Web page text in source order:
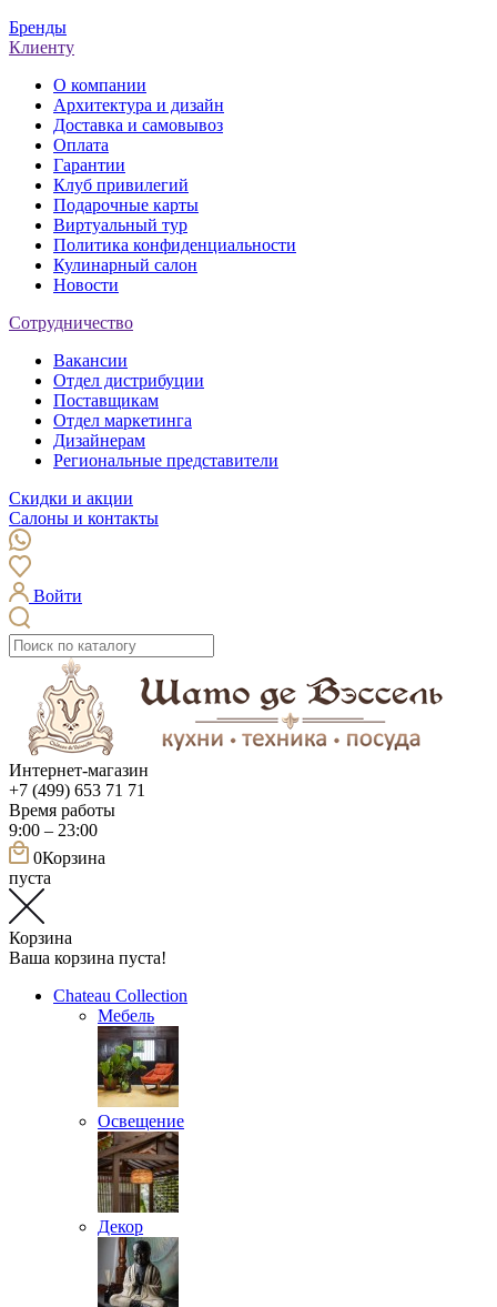
Бренды
Клиенту
О компании
Архитектура и дизайн
Доставка и самовывоз
Оплата
Гарантии
Клуб привилегий
Подарочные карты
Виртуальный тур
Политика конфиденциальности
Кулинарный салон
Новости
Сотрудничество
Вакансии
Отдел дистрибуции
Поставщикам
Отдел маркетинга
Дизайнерам
Региональные представители
Скидки и акции
Салоны и контакты
Войти
Интернет-магазин
+7 (499) 653 71 71
Время работы
9:00 – 23:00
0Корзина
пуста
Корзина
Ваша корзина пуста!
Chateau Collection
Мебель
Освещение
Декор